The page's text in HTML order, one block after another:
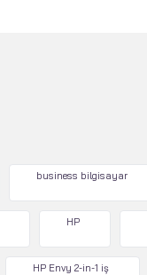
business bilgisayar
HP
HP Envy 2-in-1 iş